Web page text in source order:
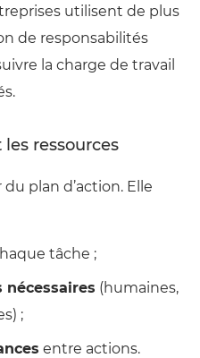
utilisent de plus
de responsabilités
la charge de travail
ressources
plan d’action. Elle
tâche ;
nécessaires (humaines,
;
entre actions.